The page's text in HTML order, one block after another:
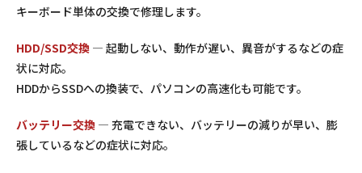
キーボード単体の交換で修理します。
HDD/SSD交換 — 起動しない、動作が遅い、異音がするなどの症
状に対応。
HDDからSSDへの換装で、パソコンの高速化も可能です。
バッテリー交換 — 充電できない、バッテリーの減りが早い、膨
張しているなどの症状に対応。